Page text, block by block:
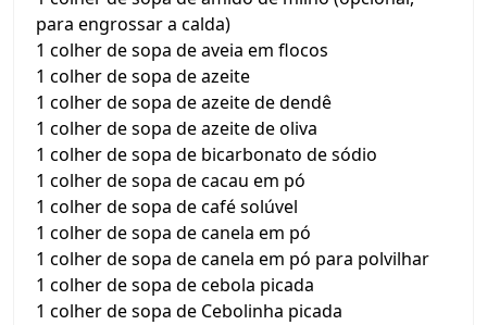
para engrossar a calda)
1 colher de sopa de aveia em flocos
1 colher de sopa de azeite
1 colher de sopa de azeite de dendê
1 colher de sopa de azeite de oliva
1 colher de sopa de bicarbonato de sódio
1 colher de sopa de cacau em pó
1 colher de sopa de café solúvel
1 colher de sopa de canela em pó
1 colher de sopa de canela em pó para polvilhar
1 colher de sopa de cebola picada
1 colher de sopa de Cebolinha picada